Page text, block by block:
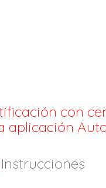
con
aplicación
Instrucciones